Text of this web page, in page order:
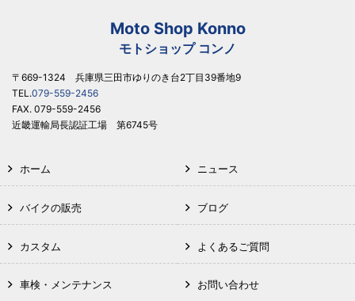
Moto Shop Konno
モトショップ コンノ
〒669-1324 兵庫県三田市ゆりのき台2丁目39番地9
TEL.079-559-2456
FAX. 079-559-2456
近畿運輸局長認証工場 第6745号
ホーム
バイクの販売
カスタム
車検・メンテナンス
ニュース
ブログ
よくあるご質問
お問い合わせ